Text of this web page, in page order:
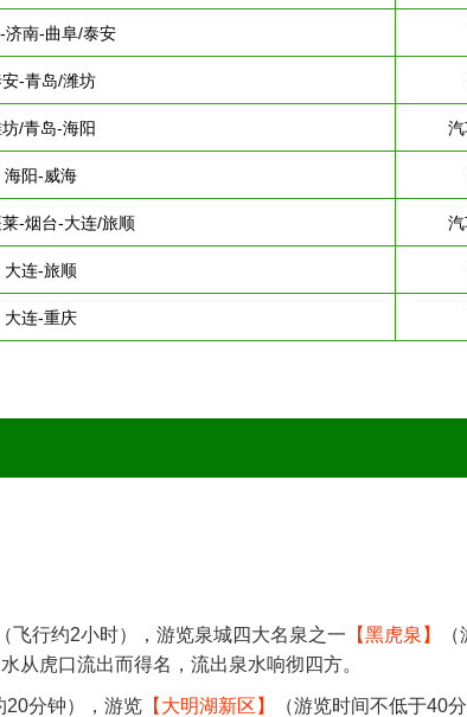
济南-曲阜/泰安
-青岛/潍坊
/青岛-海阳
海阳-威海
莱-烟台-大连/旅顺
大连-旅顺
大连-重庆
（飞行约2小时），游览泉城四大名泉之一 【黑虎泉】
从虎口流出而得名，流出泉水响彻四方。
20分钟），游览 【大明湖新区】
（游览时间不低于40